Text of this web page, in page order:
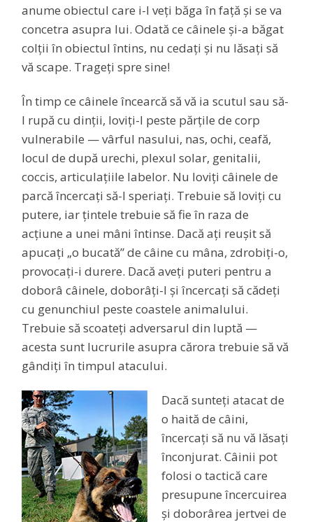
anume obiectul care i-l veți băga în față și se va
concetra asupra lui. Odată ce câinele și-a băgat
colții în obiectul întins, nu cedați și nu lăsați să
vă scape. Trageți spre sine!
În timp ce câinele încearcă să vă ia scutul sau să-
l rupă cu dinții, loviți-l peste părțile de corp
vulnerabile — vârful nasului, nas, ochi, ceafă,
locul de după urechi, plexul solar, genitalii,
coccis, articulațiile labelor. Nu loviți câinele de
parcă încercați să-l speriați. Trebuie să loviți cu
putere, iar țintele trebuie să fie în raza de
acțiune a unei mâni întinse. Dacă ați reușit să
apucați „o bucată” de câine cu mâna, zdrobiți-o,
provocați-i durere. Dacă aveți puteri pentru a
doborâ câinele, doborâți-l și încercați să cădeți
cu genunchiul peste coastele animalului.
Trebuie să scoateți adversarul din luptă —
acesta sunt lucrurile asupra cărora trebuie să vă
gândiți în timpul atacului.
Dacă sunteți atacat de
o haită de câini,
încercați să nu vă lăsați
înconjurat. Câinii pot
folosi o tactică care
presupune încercuirea
și doborârea jertvei de